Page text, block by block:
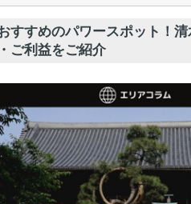
すすめのパワースポット！
ご利益をご紹介